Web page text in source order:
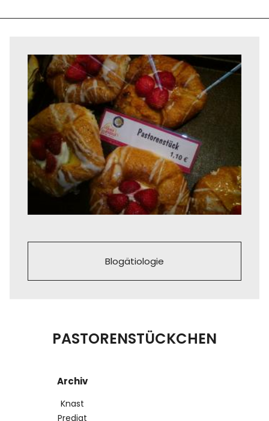
Blogätiologie
PASTORENSTÜCKCHEN
Archiv
Knast
Predigt